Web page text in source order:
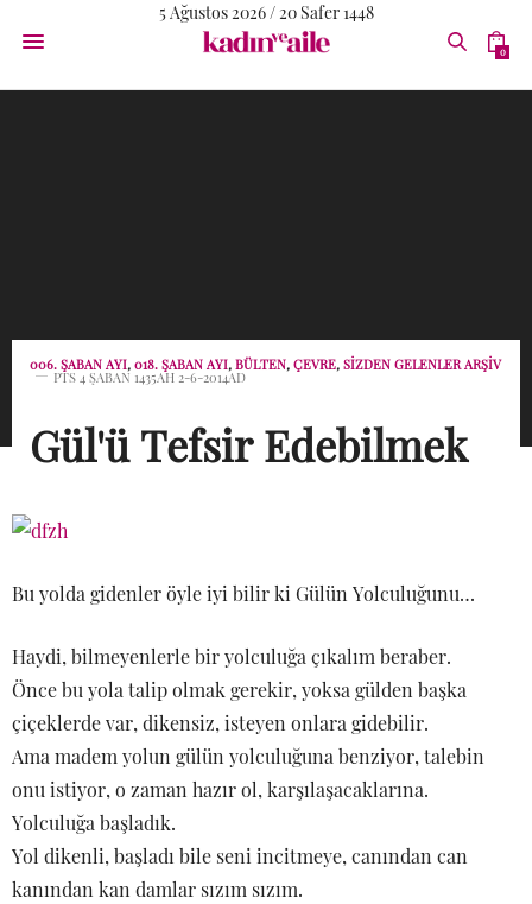
5 Ağustos 2026 / 20 Safer 1448
0
006. ŞABAN AYI, 018. ŞABAN AYI, BÜLTEN, ÇEVRE, SİZDEN GELENLER ARŞİV
PTS 4 ŞABAN 1435AH 2-6-2014AD
Gül'ü Tefsir Edebilmek
Bu yolda gidenler öyle iyi bilir ki Gülün Yolculuğunu…
Haydi, bilmeyenlerle bir yolculuğa çıkalım beraber.
Önce bu yola talip olmak gerekir, yoksa gülden başka
çiçeklerde var, dikensiz, isteyen onlara gidebilir.
Ama madem yolun gülün yolculuğuna benziyor, talebin
onu istiyor, o zaman hazır ol, karşılaşacaklarına.
Yolculuğa başladık.
Yol dikenli, başladı bile seni incitmeye, canından can
kanından kan damlar sızım sızım.